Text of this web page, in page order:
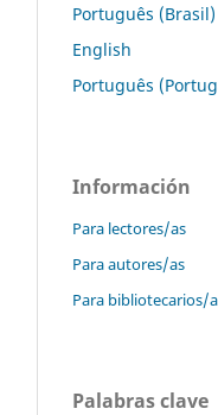
Português (Brasil)
English
Português
Información
Para lectores/as
Para autores/as
Para bibliotecarios/
Palabras clave